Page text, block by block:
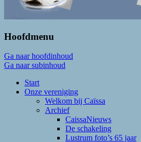
Hoofdmenu
Ga naar hoofdinhoud
Ga naar subinhoud
Start
Onze vereniging
Welkom bij Caïssa
Archief
CaissaNieuws
De schakeling
Lustrum foto’s 65 jaar